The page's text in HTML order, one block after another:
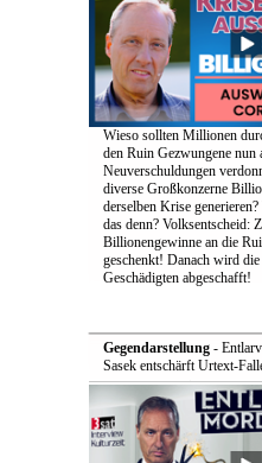
Wieso sollten Millionen
den Ruin Gezwungene nun
Neuverschuldungen
diverse Großkonzerne
derselben Krise
das denn? Volksentscheid:
Billionengewinne an die
geschenkt! Danach wird
Geschädigten abgeschafft!
Gegendarstellung-
Sasek entschärft Urtext-